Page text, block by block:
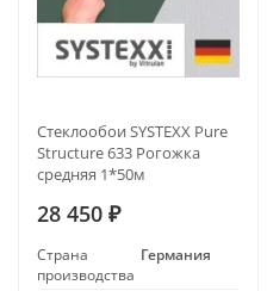
Стеклообои SYSTEXX Pure
Structure 633 Рогожка
средняя 1*50м
28 450 ₽
Страна
производства
Германия